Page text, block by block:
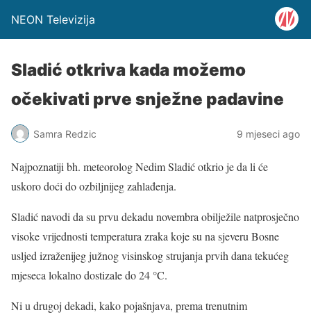
NEON Televizija
Sladić otkriva kada možemo
očekivati prve snježne padavine
Samra Redzic 9 mjeseci ago
Najpoznatiji bh. meteorolog Nedim Sladić otkrio je da li će
uskoro doći do ozbiljnijeg zahlađenja.
Sladić navodi da su prvu dekadu novembra obilježile natprosječno
visoke vrijednosti temperatura zraka koje su na sjeveru Bosne
usljed izraženijeg južnog visinskog strujanja prvih dana tekućeg
mjeseca lokalno dostizale do 24 °C.
Ni u drugoj dekadi, kako pojašnjava, prema trenutnim